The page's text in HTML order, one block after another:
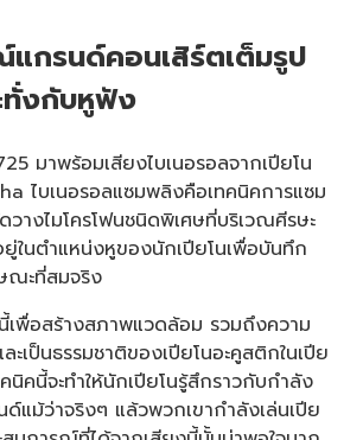
แกรนด์คอนเสิร์ตเต็มรูป
ทั่งกับหูฟัง
มาพร้อมเสียงไบเนอรอลจากเปียโน
ไบเนอรอลแซมพลิงคือเทคนิคการแซม
างไมโครโฟนชนิดพิเศษที่บริเวณศีรษะ
ในตำแหน่งหูของนักเปียโนเพื่อบันทึก
ณะที่สมจริง
นี้เพื่อสร้างสภาพแวดล้อม รวมถึงความ
เป็นธรรมชาติของเปียโนอะคูสติกในเปีย
นิคนี้จะทำให้นักเปียโนรู้สึกราวกับกำลัง
ด์แม้ว่าจริงๆ แล้วพวกเขากำลังเล่นเปีย